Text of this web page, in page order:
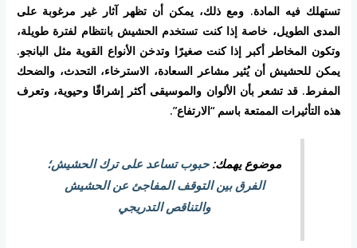
تستهلك فيه المادة. ومع ذلك، يمكن أن تظهر آثار غير مرغوبة على
المدى الطويل، خاصة إذا كنت تستخدم الحشيش بانتظام لفترة طويلة،
وتكون المخاطر أكبر إذا كنت صغيرًا وتدخن الأنواع القوية مثل البانجو.
يمكن للحشيش أن يُثير مشاعر السعادة، الاسترخاء، التحدث، والضحك
المفرط. قد تشعر بأن الألوان والموسيقى أكثر إشراقًا وحيوية، وتعرف
هذه التأثيرات الممتعة باسم “الارتفاع”.
موضوع يهمك:حبوب تساعد على ترك الحشيش؛
الفرق بين التوقف المفاجئ عن الحشيش
والتناقص التدريجي